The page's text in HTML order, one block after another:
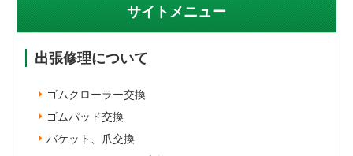
サイトメニュー
出張修理について
ゴムクローラー交換
ゴムパッド交換
バケット、爪交換